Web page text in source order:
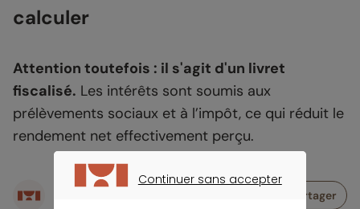
calculer
Attention toutefois : il s'agit d'un livret
fiscalisé. Les intérêts sont soumis aux
prélèvements sociaux et à l’impôt, ce qui réduit le
rendement net effectivement perçu.
Écrit par
Partager
Continuer sans accepter